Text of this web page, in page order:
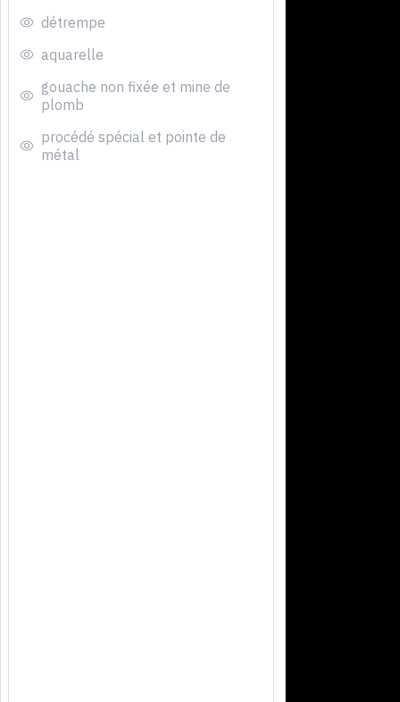
détrempe
aquarelle
gouache non fixée et mine de
plomb
procédé spécial et pointe de
métal